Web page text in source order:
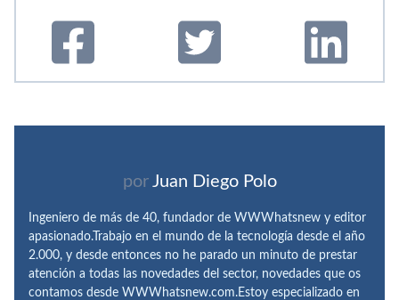
por Juan Diego Polo
Ingeniero de más de 40, fundador de WWWhatsnew y editor
apasionado.Trabajo en el mundo de la tecnología desde el año
2.000, y desde entonces no he parado un minuto de prestar
atención a todas las novedades del sector, novedades que os
contamos desde WWWhatsnew.com.Estoy especializado en